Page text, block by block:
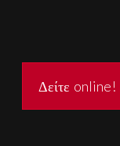
Δείτε online!